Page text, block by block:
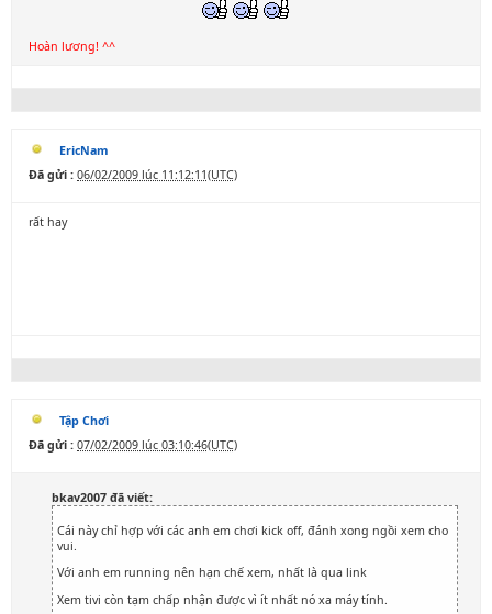
Hoàn lương! ^^
EricNam
Đã gửi : 06/02/2009 lúc 11:12:11(UTC)
rất hay
Tập Chơi
Đã gửi : 07/02/2009 lúc 03:10:46(UTC)
bkav2007 đã viết:
Cái này chỉ hợp với các anh em chơi kick off, đánh xong ngồi xem cho
vui.
Với anh em running nên hạn chế xem, nhất là qua link
Xem tivi còn tạm chấp nhận được vì ít nhất nó xa máy tính.